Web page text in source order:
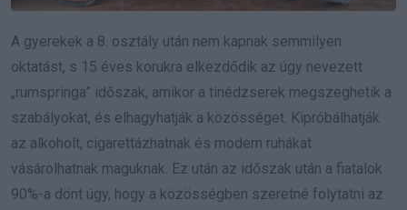
A gyerekek a 8. osztály után nem kapnak semmilyen
oktatást, s 15 éves korukra elkezdődik az úgy nevezett
„rumspringa” időszak, amikor a tinédzserek megszeghetik a
szabályokat, és elhagyhatják a közösséget. Kipróbálhatják
az alkoholt, cigarettázhatnak és modern ruhákat
vásárolhatnak maguknak. Ez után az időszak után a fiatalok
90%-a dönt úgy, hogy a közösségben szeretné folytatni az